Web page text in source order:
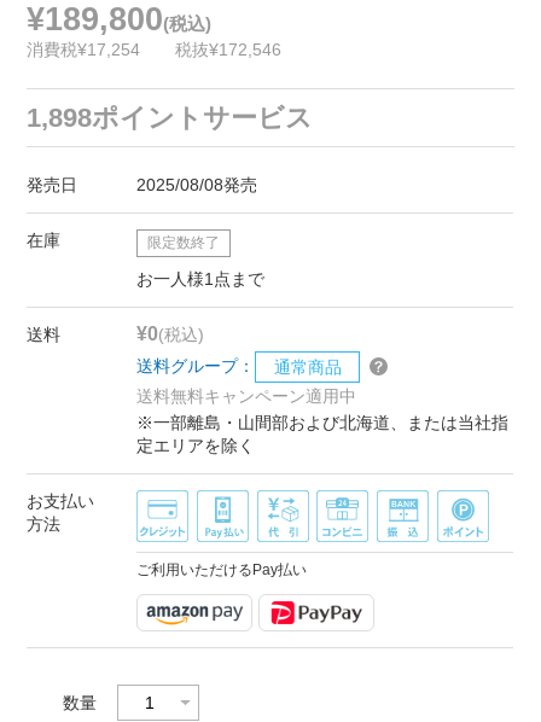
¥189,800(税込)
消費税¥17,254 税抜¥172,546
1,898ポイントサービス
発売日 2025/08/08発売
在庫 限定数終了
お一人様1点まで
送料 ¥0(税込)
送料グループ：
通常商品
送料無料キャンペーン適用中
※一部離島・山間部および北海道、または当社指
定エリアを除く
お支払い
方法
ご利用いただけるPay払い
数量